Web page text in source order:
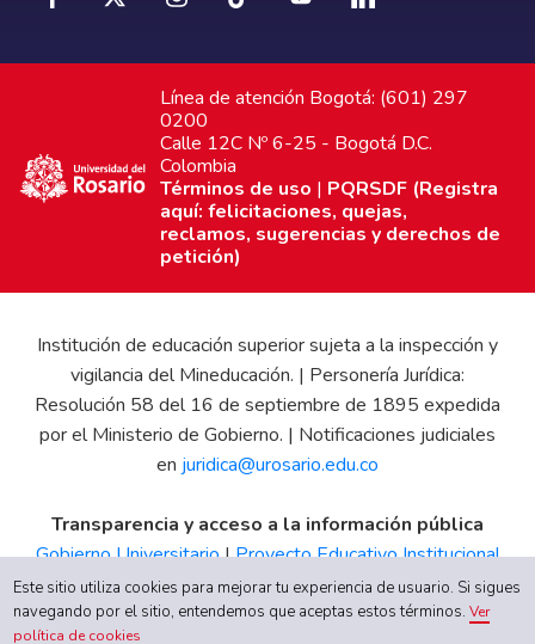
Línea de atención Bogotá: (601) 297
0200
Calle 12C Nº 6-25 - Bogotá D.C.
Colombia
Términos de uso | PQRSDF (Registra
aquí: felicitaciones, quejas,
reclamos, sugerencias y derechos de
petición)
Institución de educación superior sujeta a la inspección y
vigilancia del Mineducación. | Personería Jurídica:
Resolución 58 del 16 de septiembre de 1895 expedida
por el Ministerio de Gobierno. | Notificaciones judiciales
en juridica@urosario.edu.co
Transparencia y acceso a la información pública
Gobierno Universitario|Proyecto Educativo Institucional
|Informe de Gestión|Boletín Estadístico|Régimen
Tributario|Estados Financieros|Código de Ética|Canal
Este sitio utiliza cookies para mejorar tu experiencia de usuario. Si sigues
navegando por el sitio, entendemos que aceptas estos términos.Ver
política de cookies